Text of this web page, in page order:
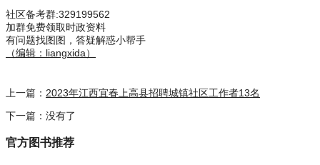
社区备考群:329199562
加群免费领取时政资料
有问题找图图，答疑解惑小帮手
（编辑：liangxida）
上一篇： 2023年江西宜春上高县招聘城镇社区工作者13名
下一篇：没有了
官方图书推荐